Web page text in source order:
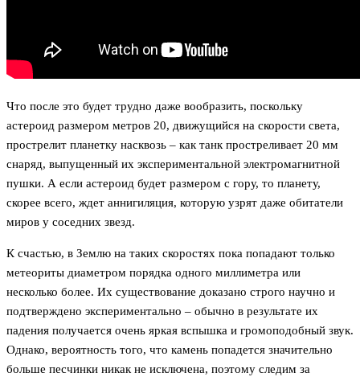
Что после это будет трудно даже вообразить, поскольку
астероид размером метров 20, движущийся на скорости света,
прострелит планетку насквозь – как танк простреливает 20 мм
снаряд, выпущенный их экспериментальной электромагнитной
пушки. А если астероид будет размером с гору, то планету,
скорее всего, ждет аннигиляция, которую узрят даже обитатели
миров у соседних звезд.
К счастью, в Землю на таких скоростях пока попадают только
метеориты диаметром порядка одного миллиметра или
несколько более. Их существование доказано строго научно и
подтверждено экспериментально – обычно в результате их
падения получается очень яркая вспышка и громоподобный звук.
Однако, вероятность того, что камень попадется значительно
больше песчинки никак не исключена, поэтому следим за